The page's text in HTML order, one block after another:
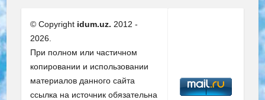
© Copyright idum.uz. 2012 -
2026.
При полном или частичном
копировании и использовании
материалов данного сайта
ссылка на источник обязательна